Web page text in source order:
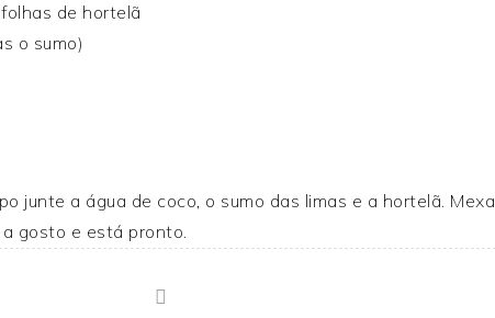
de hortelã
o sumo)
junte a água de coco, o sumo das limas e a hortelã. Mexa
gosto e está pronto.